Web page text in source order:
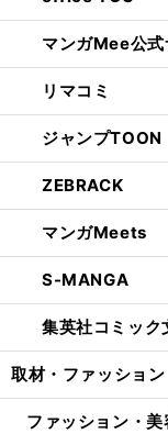
マンガMee公式
リマコミ
ジャンプTOON
ZEBRACK
マンガMeets
S-MANGA
集英社コミック
取材・ファッション
ファッション・美